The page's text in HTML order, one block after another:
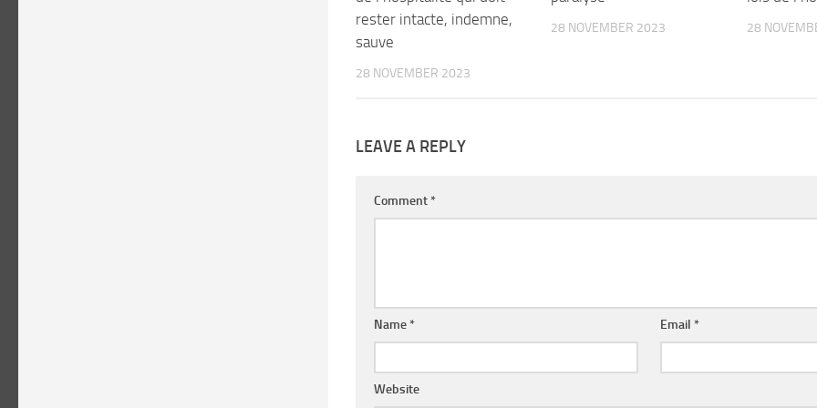
rester intacte, indemne,
sauve
28 NOVEMBER 2023
28 NOVEMBER 2023 28
LEAVE A REPLY
Comment *
Name * Email *
Website